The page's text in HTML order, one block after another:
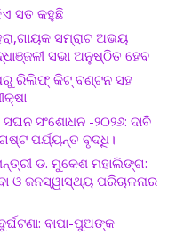
ସତ କହୁଛି
ସମ୍ରାଟ ଅଭୟ
ସଭା ଅନୁଷ୍ଠିତ ହେବ
ରିଲିଫ୍ କିଟ୍ ବଣ୍ଟନ ସହ
ସଂଶୋଧନ -୨୦୨୬: ଦାବି
ପର୍ଯ୍ୟନ୍ତ ବୃଦ୍ଧି।
ଡ. ମୁକେଶ ମହାଲିଙ୍ଗ:
ଓ ଜନସ୍ୱାସ୍ଥ୍ୟ ପରିଚାଳନାର
ବାପା-ପୁଅଙ୍କ